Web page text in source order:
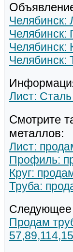
Челябинск:
Челябинск:
Челябинск:
Челябинск:
Лист:
Смотрите
металлов:
Лист:
Профиль:
Круг:
Труба:
Следующее
Продам